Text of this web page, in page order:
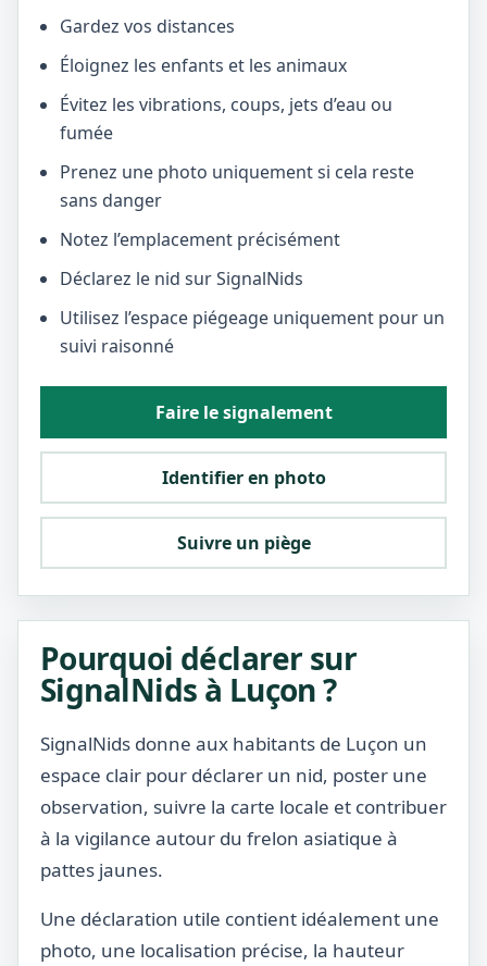
Gardez vos distances
Éloignez les enfants et les animaux
Évitez les vibrations, coups, jets d’eau ou
fumée
Prenez une photo uniquement si cela reste
sans danger
Notez l’emplacement précisément
Déclarez le nid sur SignalNids
Utilisez l’espace piégeage uniquement pour un
suivi raisonné
Faire le signalement
Identifier en photo
Suivre un piège
Pourquoi déclarer sur
SignalNids à Luçon ?
SignalNids donne aux habitants de Luçon un
espace clair pour déclarer un nid, poster une
observation, suivre la carte locale et contribuer
à la vigilance autour du frelon asiatique à
pattes jaunes.
Une déclaration utile contient idéalement une
photo, une localisation précise, la hauteur